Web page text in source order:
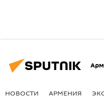
НОВОСТИ АРМЕНИЯ